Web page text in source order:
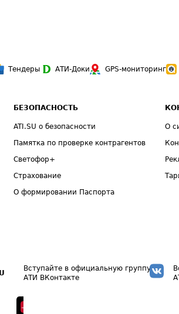
Тендеры АТИ-Доки GPS-мониторинг
БЕЗОПАСНОСТЬ
ATI.SU о безопасности
Памятка по проверке контрагентов
Светофор+
Страхование
О формировании Паспорта
О
Вступайте в официальную группу
АТИ ВКонтакте